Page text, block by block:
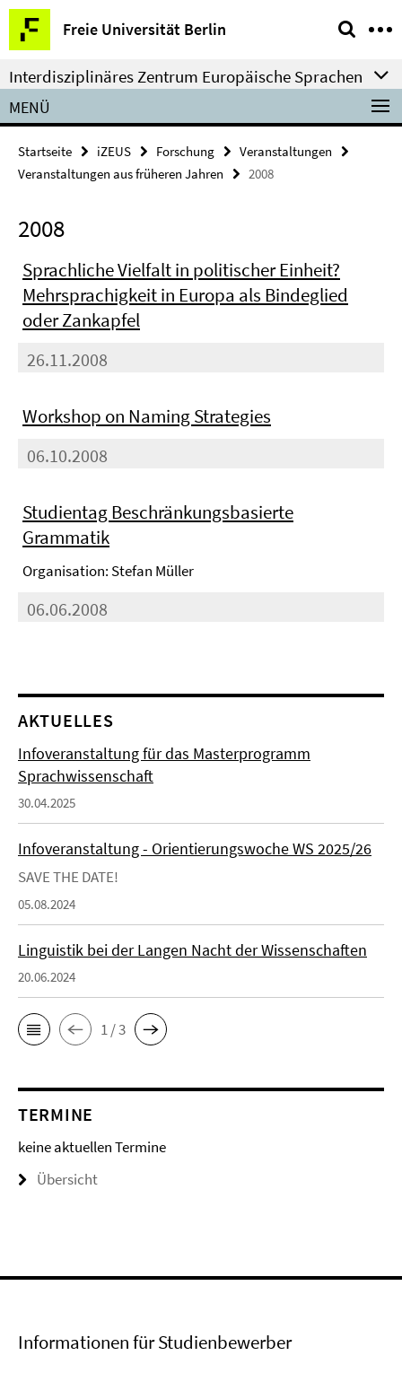
Springe
direkt
zu
Inhalt
Freie Universität Berlin
Service-
Navigation
Interdisziplinäres Zentrum Europäische Sprachen
MENÜ
Startseite iZEUS Forschung
Veranstaltungen
Veranstaltungen aus früheren Jahren
2008
2008
Sprachliche Vielfalt in politischer Einheit?
Mehrsprachigkeit in Europa als Bindeglied
oder Zankapfel
26.11.2008
Workshop on Naming Strategies
06.10.2008
Studientag Beschränkungsbasierte
Grammatik
Organisation: Stefan Müller
06.06.2008
AKTUELLES
Infoveranstaltung für das Masterprogramm
Sprachwissenschaft
30.04.2025
Infoveranstaltung - Orientierungswoche WS 2025/26
SAVE THE DATE!
05.08.2024
Linguistik bei der Langen Nacht der Wissenschaften
20.06.2024
1 / 3
TERMINE
keine aktuellen Termine
Übersicht
Informationen für Studienbewerber